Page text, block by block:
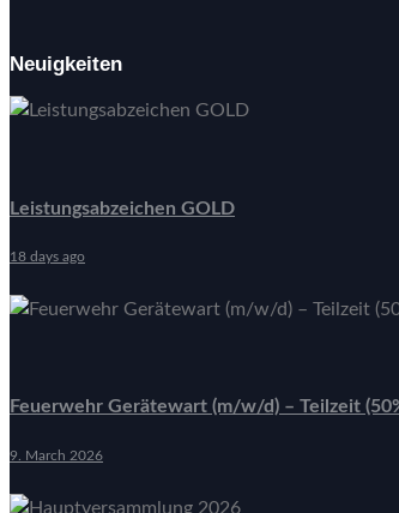
Neuigkeiten
Leistungsabzeichen GOLD
18 days ago
Feuerwehr Gerätewart (m/w/d) – Teilzeit
9. March 2026